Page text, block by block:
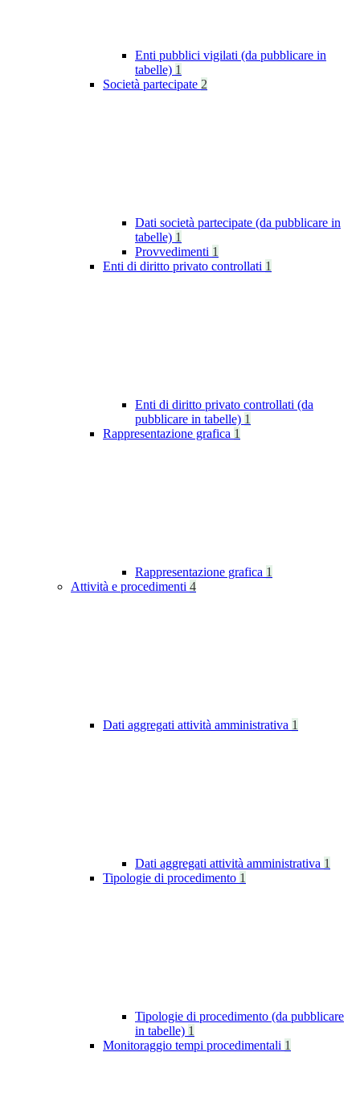
Enti pubblici vigilati (da pubblicare in
tabelle) 1
Società partecipate 2
Dati società partecipate (da pubblicare in
tabelle) 1
Provvedimenti 1
Enti di diritto privato controllati 1
Enti di diritto privato controllati (da
pubblicare in tabelle) 1
Rappresentazione grafica 1
Rappresentazione grafica 1
Attività e procedimenti 4
Dati aggregati attività amministrativa 1
Dati aggregati attività amministrativa 1
Tipologie di procedimento 1
Tipologie di procedimento (da pubblicare
in tabelle) 1
Monitoraggio tempi procedimentali 1